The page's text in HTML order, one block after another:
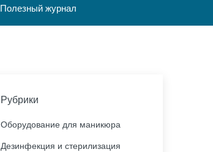
Полезный журнал
Рубрики
Оборудование для маникюра
Дезинфекция и стерилизация